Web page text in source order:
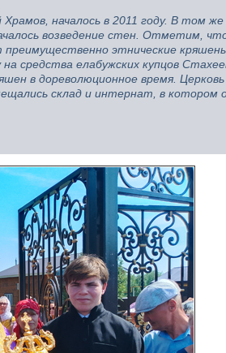
началось в 2011 году. В том же
возведение стен. Отметим,
этнические
средства елабужских купцов
в дореволюционное время.
склад и интернат, в котором